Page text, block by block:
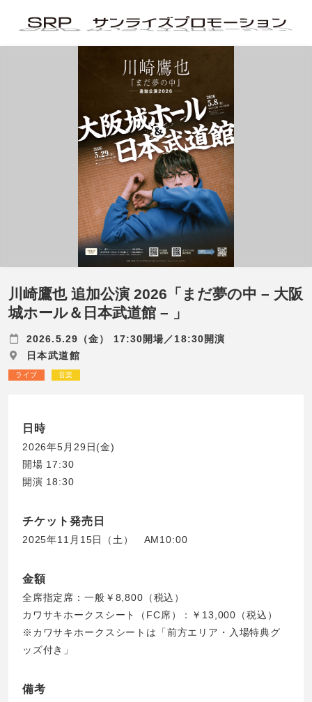
川崎鷹也 追加公演 2026「まだ夢の中 – 大阪
城ホール＆日本武道館 – 」
2026.5.29（金） 17:30開場／18:30開演
日本武道館
ライブ 音楽
日時
2026年5月29日(金)
開場 17:30
開演 18:30
チケット発売日
2025年11月15日（土） AM10:00
金額
全席指定席：一般￥8,800（税込）
カワサキホークスシート（FC席）：￥13,000（税込）
※カワサキホークスシートは「前方エリア・入場特典グ
ッズ付き」
備考